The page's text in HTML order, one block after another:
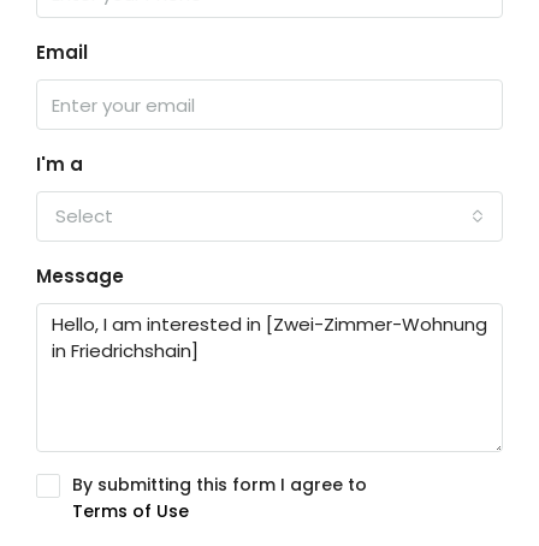
Email
I'm a
Select
Message
By submitting this form I agree to
Terms of Use